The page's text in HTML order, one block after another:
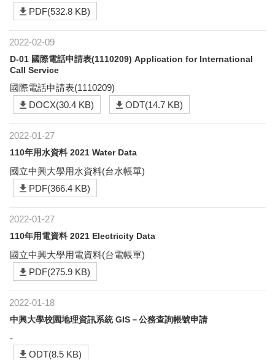
PDF(532.8 KB)
2022-02-09
D-01 國際電話申請表(1110209) Application for International
Call Service
國際電話申請表(1110209)
DOCX(30.4 KB)
ODT(14.7 KB)
2022-01-27
110年用水資料 2021 Water Data
國立中興大學用水資料(台水帳單)
PDF(366.4 KB)
2022-01-27
110年用電資料 2021 Electricity Data
國立中興大學用電資料(台電帳單)
PDF(275.9 KB)
2022-01-18
中興大學校園地理資訊系統 GIS－公務查詢帳號申請
-
ODT(8.5 KB)